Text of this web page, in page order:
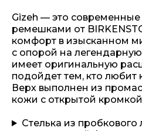
Gizeh — это
ремешками от
комфорт в изысканном
с опорой на легендарную
имеет оригинальную
подойдет тем, кто любит
Верх выполнен из
кожи с открытой
Стелька из пробкового